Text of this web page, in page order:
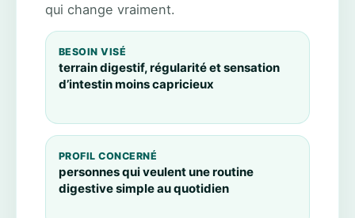
qui change vraiment.
BESOIN VISÉ
terrain digestif, régularité et sensation
d’intestin moins capricieux
PROFIL CONCERNÉ
personnes qui veulent une routine
digestive simple au quotidien